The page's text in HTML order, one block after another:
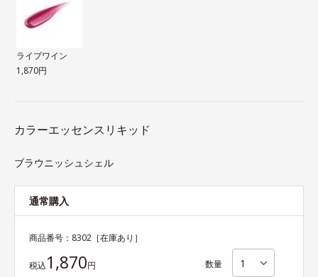
ライプワイン
1,870円
カラーエッセンスリキッド
ブラウニッシュシェル
通常購入
商品番号： 8302 ［在庫あり］
税込1,870円 数量